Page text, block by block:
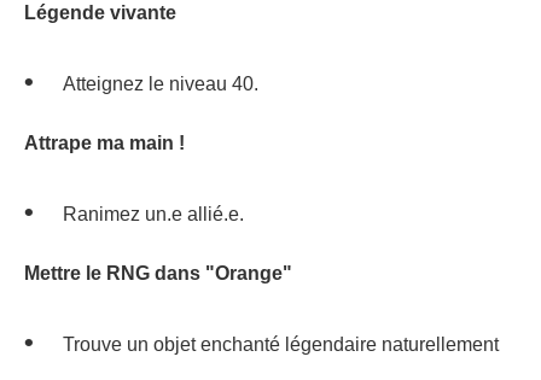
Légende vivante
Atteignez le niveau 40.
Attrape ma main !
Ranimez un.e allié.e.
Mettre le RNG dans "Orange"
Trouve un objet enchanté légendaire naturellement